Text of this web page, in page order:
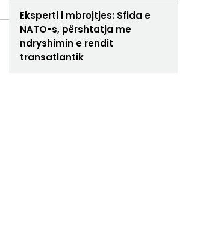
Eksperti i mbrojtjes: Sfida e
NATO-s, përshtatja me
ndryshimin e rendit
transatlantik